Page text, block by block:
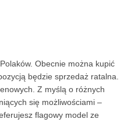
Obecnie można kupić
będzie sprzedaż ratalna.
Z myślą o różnych
się możliwościami –
flagowy model ze